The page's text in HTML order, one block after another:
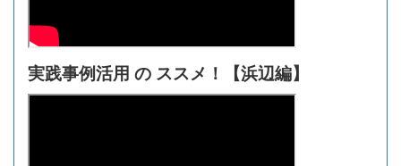
実践事例活用 の ススメ！【浜辺編】